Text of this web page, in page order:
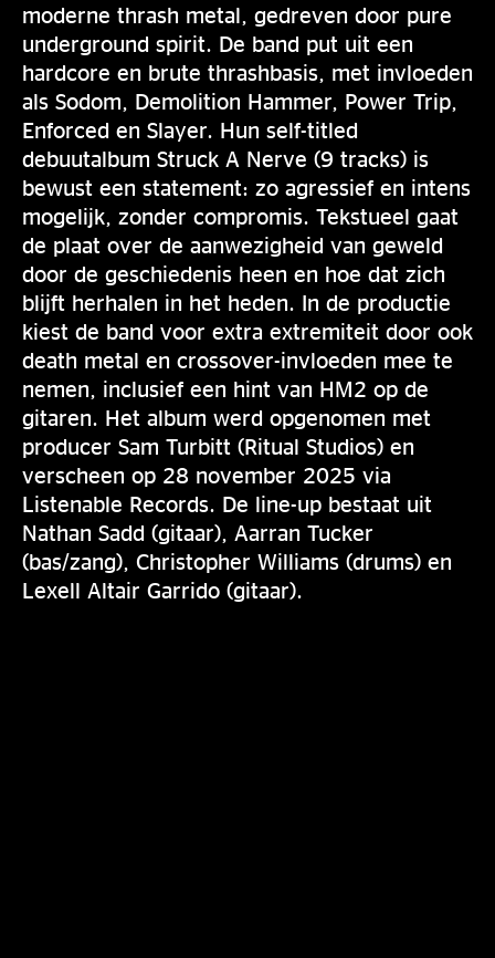
moderne thrash metal, gedreven door pure
underground spirit. De band put uit een
hardcore en brute thrashbasis, met invloeden
als Sodom, Demolition Hammer, Power Trip,
Enforced en Slayer. Hun self-titled
debuutalbum Struck A Nerve (9 tracks) is
bewust een statement: zo agressief en intens
mogelijk, zonder compromis. Tekstueel gaat
de plaat over de aanwezigheid van geweld
door de geschiedenis heen en hoe dat zich
blijft herhalen in het heden. In de productie
kiest de band voor extra extremiteit door ook
death metal en crossover-invloeden mee te
nemen, inclusief een hint van HM2 op de
gitaren. Het album werd opgenomen met
producer Sam Turbitt (Ritual Studios) en
verscheen op 28 november 2025 via
Listenable Records. De line-up bestaat uit
Nathan Sadd (gitaar), Aarran Tucker
(bas/zang), Christopher Williams (drums) en
Lexell Altair Garrido (gitaar).